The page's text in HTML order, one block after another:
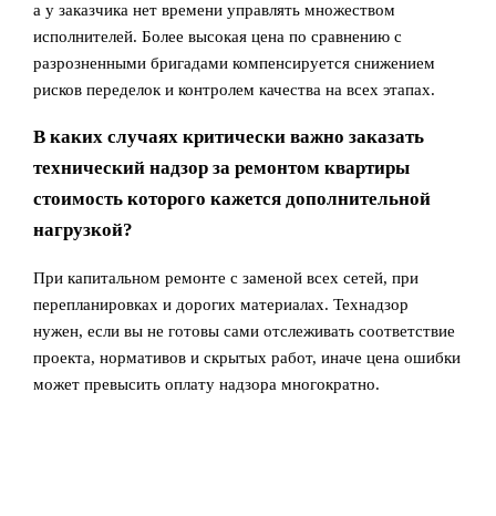
а у заказчика нет времени управлять множеством
исполнителей. Более высокая цена по сравнению с
разрозненными бригадами компенсируется снижением
рисков переделок и контролем качества на всех этапах.
В каких случаях критически важно заказать
технический надзор за ремонтом квартиры
стоимость которого кажется дополнительной
нагрузкой?
При капитальном ремонте с заменой всех сетей, при
перепланировках и дорогих материалах. Технадзор
нужен, если вы не готовы сами отслеживать соответствие
проекта, нормативов и скрытых работ, иначе цена ошибки
может превысить оплату надзора многократно.